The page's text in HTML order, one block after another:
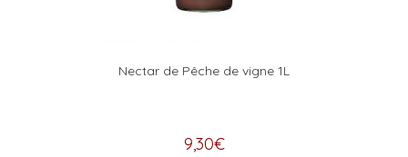
Nectar de Pêche de vigne 1L
9,30€